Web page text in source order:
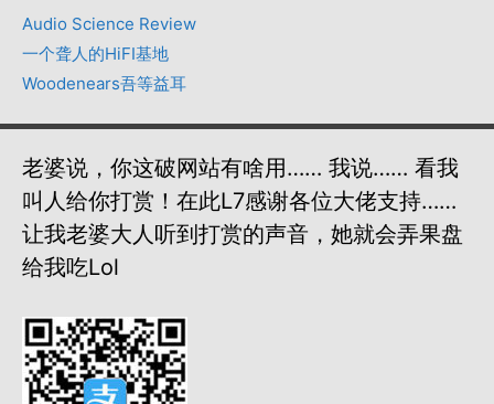
Audio Science Review
一个聋人的HiFI基地
Woodenears吾等益耳
老婆说，你这破网站有啥用…… 我说…… 看我
叫人给你打赏！在此L7感谢各位大佬支持……
让我老婆大人听到打赏的声音，她就会弄果盘
给我吃lol